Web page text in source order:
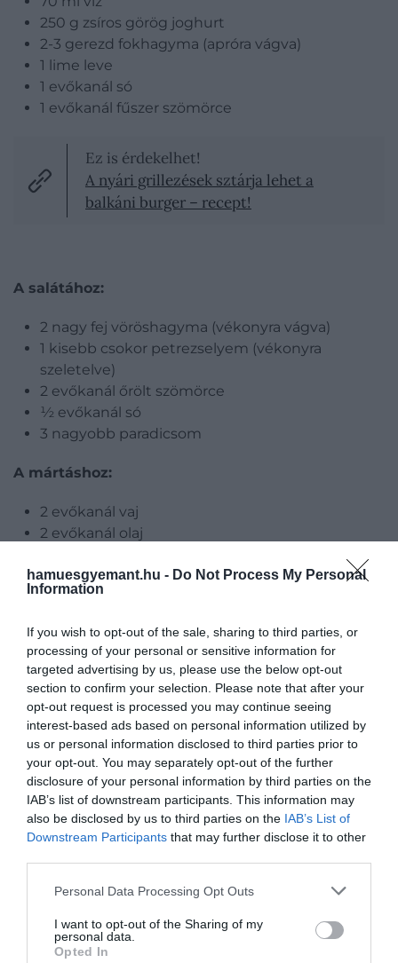
hamuesgyemant.hu - Do Not Process My Personal
Information
If you wish to opt-out of the sale, sharing to third parties, or
processing of your personal or sensitive information for
targeted advertising by us, please use the below opt-out
section to confirm your selection. Please note that after your
opt-out request is processed you may continue seeing
interest-based ads based on personal information utilized by
us or personal information disclosed to third parties prior to
your opt-out. You may separately opt-out of the further
disclosure of your personal information by third parties on the
IAB’s list of downstream participants. This information may
also be disclosed by us to third parties on the IAB’s List of
Downstream Participants that may further disclose it to other
Please note that this website/app uses one or more Google
not limited to your visit or usage behaviour. You may click to
grant or deny consent to Google and its third-party tags to
Personal Data Processing Opt Outs
I want to opt-out of the Sharing of my
personal data.
Opted In
250 g zsíros görög joghurt
2-3 gerezd fokhagyma (apróra vágva)
1 lime leve
1 evőkanál só
1 evőkanál fűszer szömörce
Ez is érdekelhet!
A nyári grillezések sztárja lehet a
balkáni burger – recept!
A salátához:
2 nagy fej vöröshagyma (vékonyra vágva)
1 kisebb csokor petrezselyem (vékonyra
szeletelve)
2 evőkanál őrölt szömörce
½ evőkanál só
3 nagyobb paradicsom
A mártáshoz:
2 evőkanál vaj
2 evőkanál olaj
2 evőkanál pirospaprika
só (ízlés szerint)
A sütéshez:
olívaolaj
4 evőkanál pirospaprika (édes vagy füstölt is
megfelel)
12 evőkanál víz
Elkészítés
Egy habverővel dolgozzuk össze a joghurtot, a
lime levét és a sót, majd rakjuk félre. A salátához
vöröshagymát a petrezselyemmel, a
szömörcével, a sóval és kevés olívaolajjal.